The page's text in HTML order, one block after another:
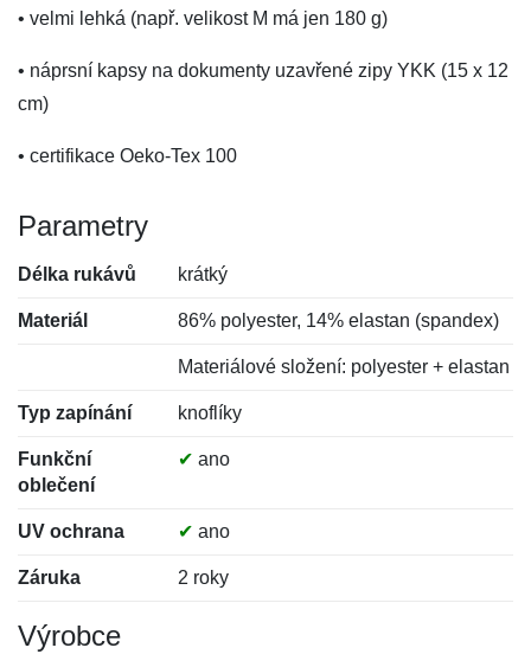
• velmi lehká (např. velikost M má jen 180 g)
• náprsní kapsy na dokumenty uzavřené zipy YKK (15 x 12
cm)
• certifikace Oeko-Tex 100
Parametry
Délka rukávů krátký
Materiál 86% polyester, 14% elastan (spandex)
Materiálové složení: polyester + elastan
Typ zapínání knoflíky
Funkční
oblečení
✔ ano
UV ochrana ✔ ano
Záruka 2 roky
Výrobce